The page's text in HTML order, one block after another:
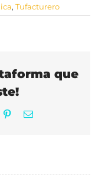
, Tufacturero
que
PinterestCorreo